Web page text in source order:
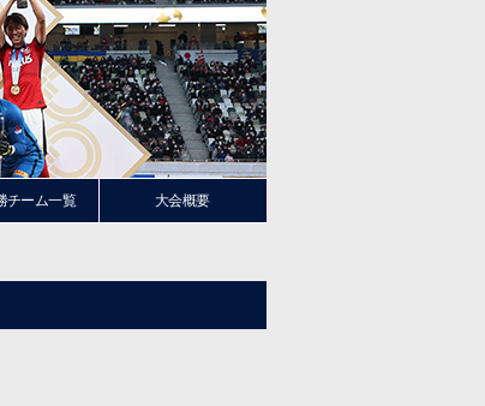
チーム一覧 大会概要